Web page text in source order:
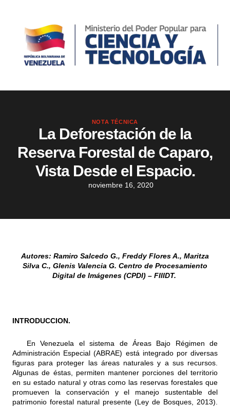
NOTA TÉCNICA
La Deforestación de la
Reserva Forestal de Caparo,
Vista Desde el Espacio.
noviembre 16, 2020
Autores: Ramiro Salcedo G., Freddy Flores A., Maritza
Silva C., Glenis Valencia G. Centro de Procesamiento
Digital de Imágenes (CPDI) – FIIIDT.
INTRODUCCION.
En Venezuela el sistema de Áreas Bajo Régimen de
Administración Especial (ABRAE) está integrado por diversas
figuras para proteger las áreas naturales y a sus recursos.
Algunas de éstas, permiten mantener porciones del territorio
en su estado natural y otras como las reservas forestales que
promueven la conservación y el manejo sustentable del
patrimonio forestal natural presente (Ley de Bosques, 2013).